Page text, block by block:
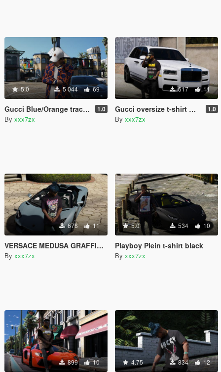
5.0 5 044 69
Gucci Blue/Orange tracksuit 1.0
By xxx7zx
517 11
Gucci oversize t-shirt with metal Gucci print 1.0
By xxx7zx
678 11
VERSACE MEDUSA GRAFFITI PRINT T-SHIRT
By xxx7zx
5.0 534 10
Playboy Plein t-shirt black
By xxx7zx
899 10 4.75 834 12